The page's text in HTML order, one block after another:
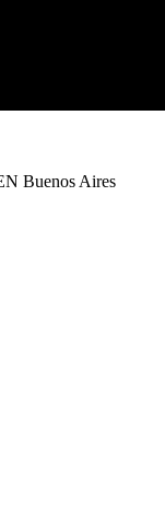
Buenos Aires